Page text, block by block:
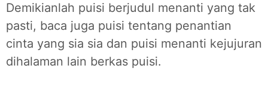
Demikianlah puisi berjudul menanti yang tak
pasti, baca juga puisi tentang penantian
cinta yang sia sia dan puisi menanti kejujuran
dihalaman lain berkas puisi.